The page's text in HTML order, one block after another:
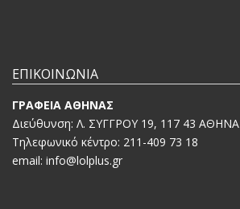
ΕΠΙΚΟΙΝΩΝΙΑ
ΓΡΑΦΕΙΑ ΑΘΗΝΑΣ
Διεύθυνση: Λ. ΣΥΓΓΡΟΥ 19, 117 43 ΑΘΗΝΑ
Τηλεφωνικό κέντρο: 211-409 73 18
email: info@lolplus.gr